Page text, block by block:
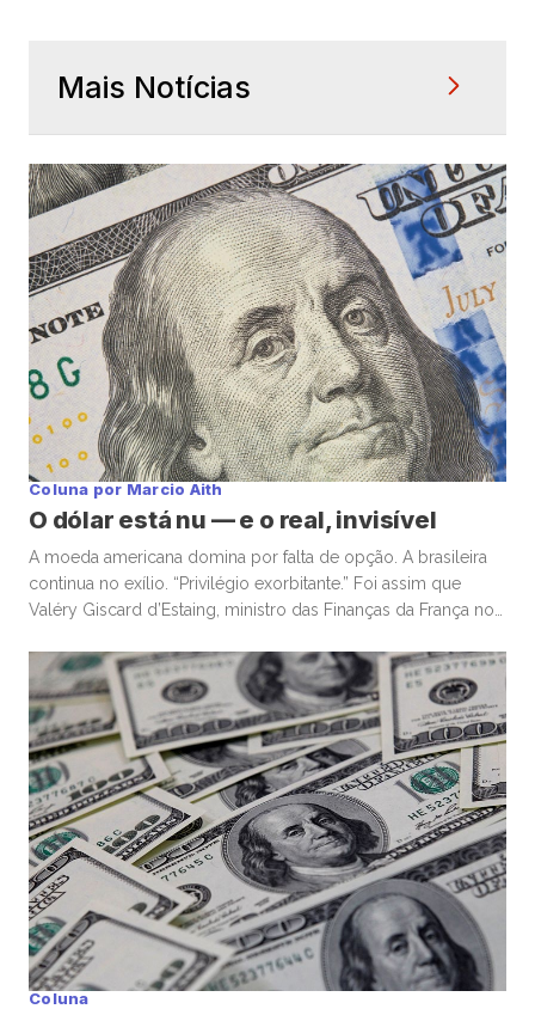
Mais Notícias
Coluna por Marcio Aith
O dólar está nu — e o real, invisível
A moeda americana domina por falta de opção. A brasileira
continua no exílio. “Privilégio exorbitante.” Foi assim que
Valéry Giscard d’Estaing, ministro das Finanças da França nos
Unidos de financiar déficits em sua própria moeda — e, ainda
assim, ser premiado com confiança global. Enquanto o
mundo […]
Coluna